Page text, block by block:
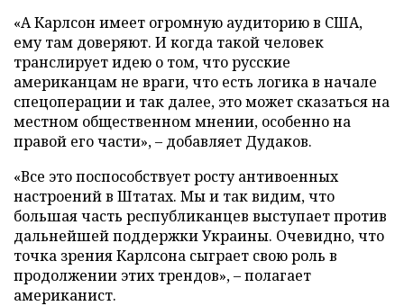
«А Карлсон имеет огромную аудиторию в США,
ему там доверяют. И когда такой человек
транслирует идею о том, что русские
американцам не враги, что есть логика в начале
спецоперации и так далее, это может сказаться на
местном общественном мнении, особенно на
правой его части», – добавляет Дудаков.
«Все это поспособствует росту антивоенных
настроений в Штатах. Мы и так видим, что
большая часть республиканцев выступает против
дальнейшей поддержки Украины. Очевидно, что
точка зрения Карлсона сыграет свою роль в
продолжении этих трендов», – полагает
американист.